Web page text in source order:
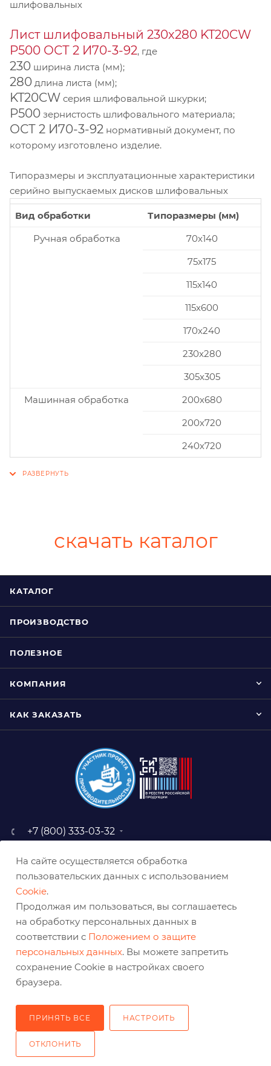
шлифовальных
Лист шлифовальный 230х280 KT20CW
P500 ОСТ 2 И70-3-92, где
230 ширина листа (мм);
280 длина листа (мм);
KT20CW серия шлифовальной шкурки;
P500 зернистость шлифовального материала;
ОСТ 2 И70-3-92 нормативный документ, по
которому изготовлено изделие.
Типоразмеры и эксплуатационные характеристики
серийно выпускаемых дисков шлифовальных
Вид обработки
Типоразмеры (мм)
Ручная обработка
70x140
75x175
115x140
115x600
170x240
230x280
305x305
Машинная обработка
200х680
200х720
240х720
скачать каталог
КАТАЛОГ
ПРОИЗВОДСТВО
ПОЛЕЗНОЕ
КОМПАНИЯ
КАК ЗАКАЗАТЬ
+7 (800) 333-03-32
baz@belabraziv.ru
308009, Россия, г. Белгород,
На сайте осуществляется обработка
пользовательских данных с использованием
Cookie.
Продолжая им пользоваться, вы соглашаетесь
на обработку персональных данных в
соответствии с Положением о защите
персональных данных. Вы можете запретить
сохранение Cookie в настройках своего
браузера.
ПРИНЯТЬ ВСЕ НАСТРОИТЬ
ОТКЛОНИТЬ